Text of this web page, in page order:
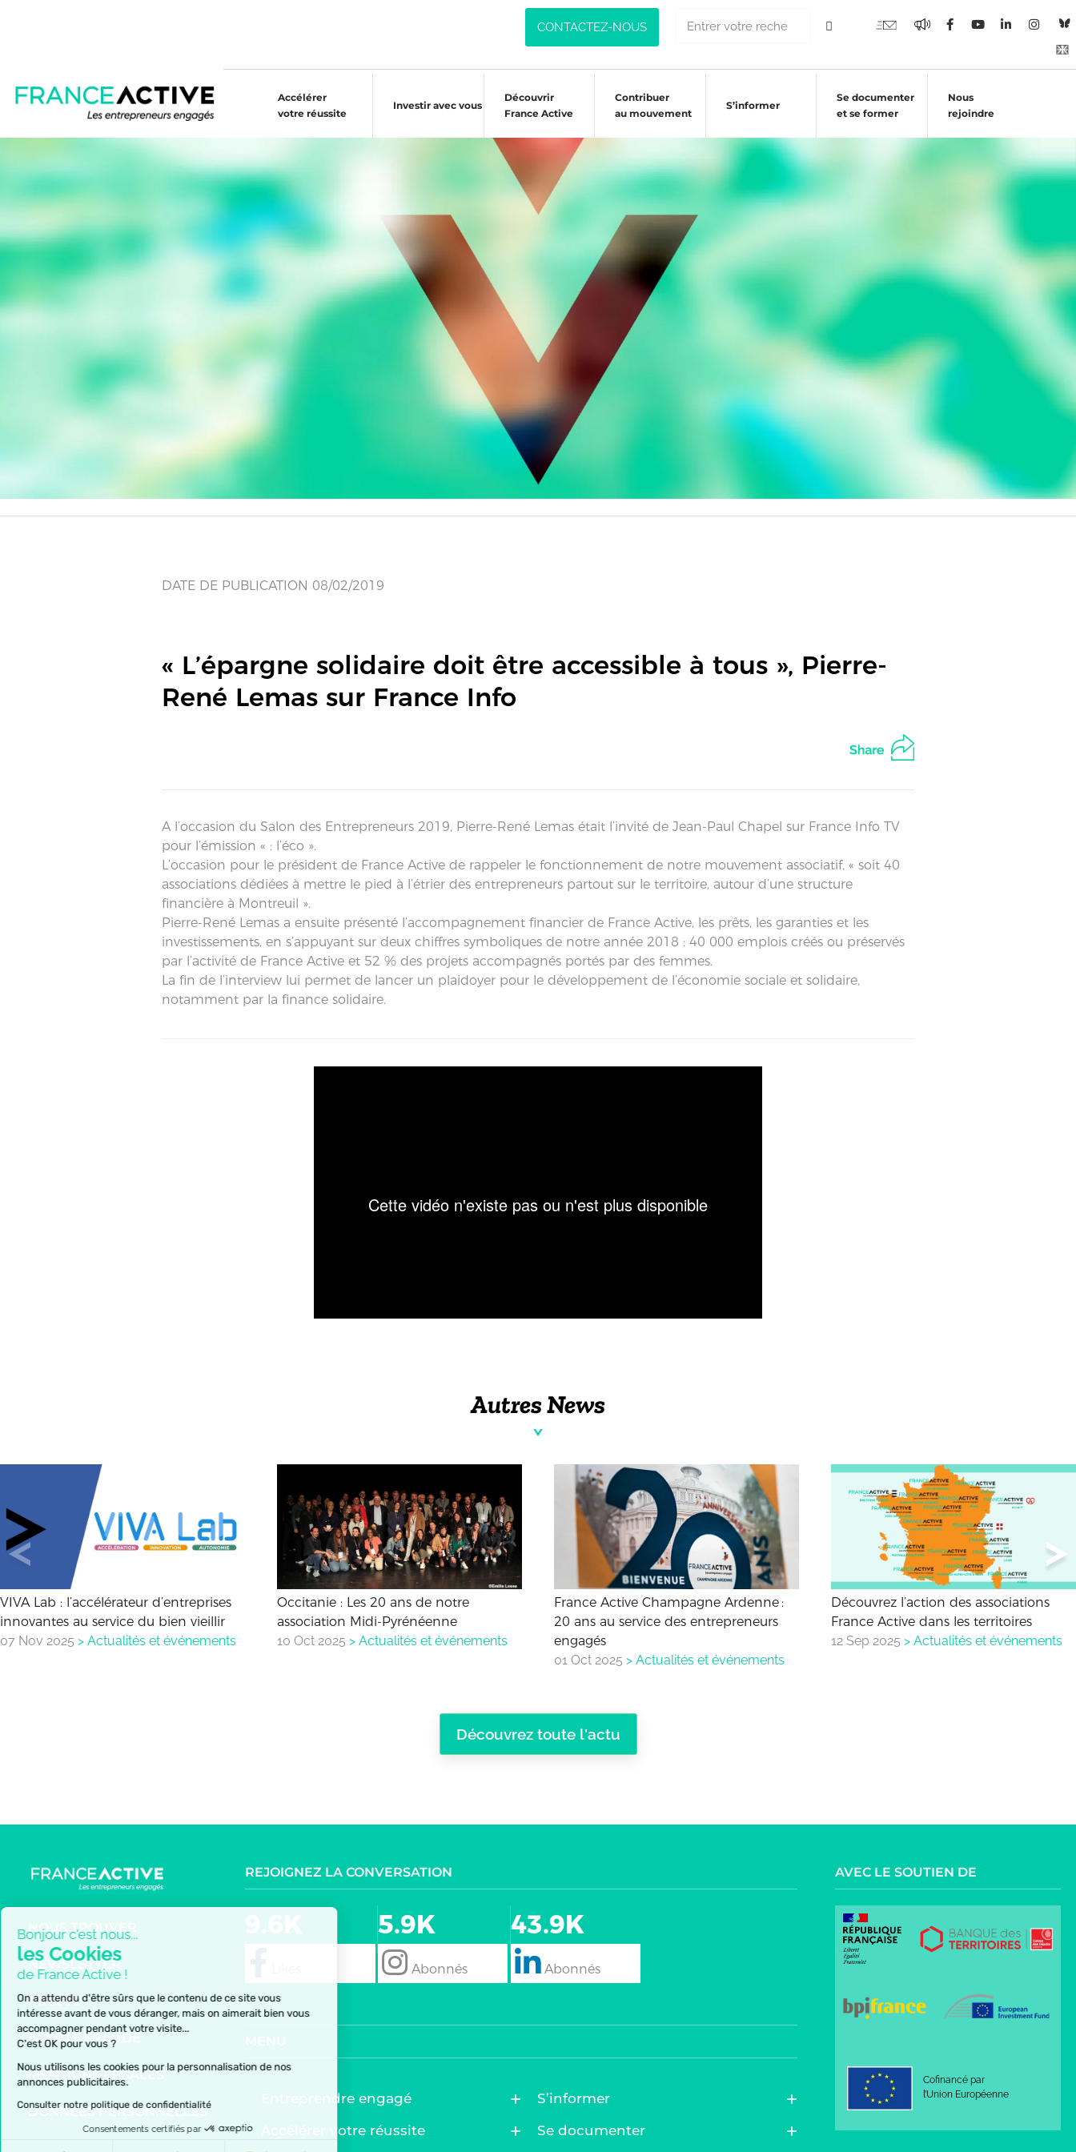
CONTACTEZ-NOUS
Accélérer
votre réussite
Investir avec vous
Découvrir
France Active
Contribuer
au mouvement
S’informer
Se documenter
et se former
Nous
rejoindre
DATE DE PUBLICATION 08/02/2019
« L’épargne solidaire doit être accessible à tous », Pierre-
René Lemas sur France Info
A l’occasion du Salon des Entrepreneurs 2019, Pierre-René Lemas était l’invité de Jean-Paul Chapel sur France Info TV
pour l’émission « : l’éco ».
L’occasion pour le président de France Active de rappeler le fonctionnement de notre mouvement associatif, « soit 40
associations dédiées à mettre le pied à l’étrier des entrepreneurs partout sur le territoire, autour d’une structure
financière à Montreuil ».
Pierre-René Lemas a ensuite présenté l’accompagnement financier de France Active, les prêts, les garanties et les
investissements, en s’appuyant sur deux chiffres symboliques de notre année 2018 : 40 000 emplois créés ou préservés
par l’activité de France Active et 52 % des projets accompagnés portés par des femmes.
La fin de l’interview lui permet de lancer un plaidoyer pour le développement de l’économie sociale et solidaire,
notamment par la finance solidaire.
Autres News
VIVA Lab : l’accélérateur d’entreprises
innovantes au service du bien vieillir
07 Nov 2025 > Actualités et événements
Occitanie : Les 20 ans de notre
association Midi-Pyrénéenne
10 Oct 2025 > Actualités et événements
France Active Champagne Ardenne :
20 ans au service des entrepreneurs
engagés
01 Oct 2025 > Actualités et événements
Découvrez l’action des associations
France Active dans les territoires
12 Sep 2025 > Actualités et événements
Découvrez toute l'actu
NOUS TROUVER
NEWSLETTER
PRESSE
ALERTE FRAUDE
MENTIONS LÉGALES
DONNÉES PERSONNELLES
REJOIGNEZ LA CONVERSATION
9.6K 5.9K
follow
43.9K
Follow
MENU
Entreprendre engagé
Accélérer votre réussite
S’informer
Se documenter
AVEC LE SOUTIEN DE
Cofinancé par
l’Union Européenne
Bonjour c'est nous...
les Cookies
de France Active !
On a attendu d'être sûrs que le contenu de ce site vous
intéresse avant de vous déranger, mais on aimerait bien vous
accompagner pendant votre visite...
C'est OK pour vous ?
Nous utilisons les cookies pour la personnalisation de nos
annonces publicitaires.
Consulter notre politique de confidentialité
Consentements certifiés par